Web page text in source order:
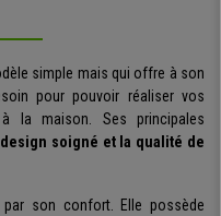
simple mais qui offre à son
pour pouvoir réaliser vos
la maison. Ses principales
soigné et la qualité de
son confort. Elle possède